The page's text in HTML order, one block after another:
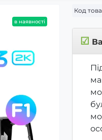
в наявності
Код
☑